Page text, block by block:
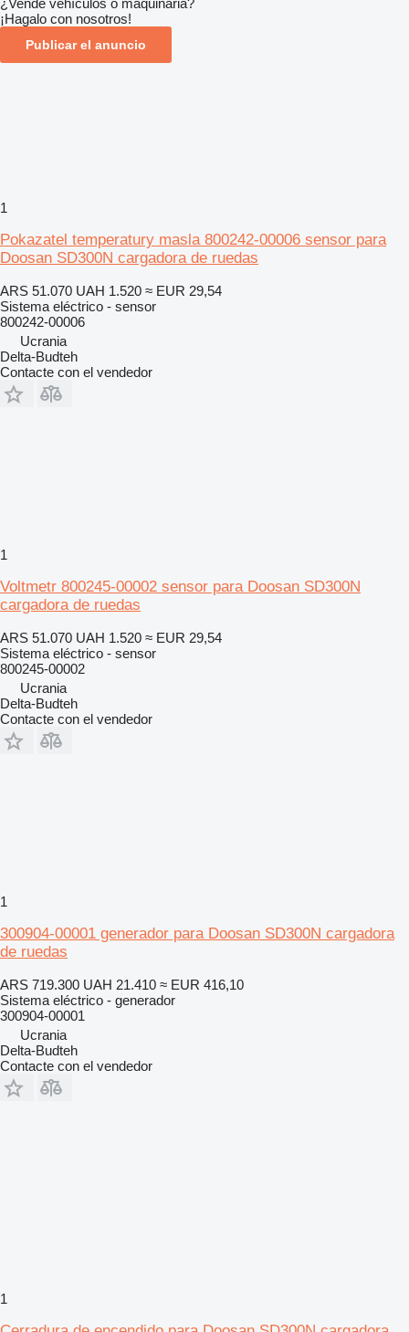
¿Vende vehículos o maquinaria?
¡Hagalo con nosotros!
Publicar el anuncio
1
Pokazatel temperatury masla 800242-00006 sensor para
Doosan SD300N cargadora de ruedas
ARS 51.070 UAH 1.520 ≈ EUR 29,54
Sistema eléctrico - sensor
800242-00006
Ucrania
Delta-Budteh
Contacte con el vendedor
1
Voltmetr 800245-00002 sensor para Doosan SD300N
cargadora de ruedas
ARS 51.070 UAH 1.520 ≈ EUR 29,54
Sistema eléctrico - sensor
800245-00002
Ucrania
Delta-Budteh
Contacte con el vendedor
1
300904-00001 generador para Doosan SD300N cargadora
de ruedas
ARS 719.300 UAH 21.410 ≈ EUR 416,10
Sistema eléctrico - generador
300904-00001
Ucrania
Delta-Budteh
Contacte con el vendedor
1